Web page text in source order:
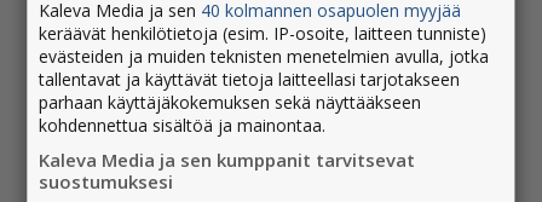
Päätoimittaja
Johanna Kataja
0500 903 327
johanna.kataja@komiat.fi
Toimittaja
Kaleva Media ja sen 40 kolmannen osapuolen myyjää
keräävät henkilötietoja (esim. IP-osoite, laitteen tunniste)
evästeiden ja muiden teknisten menetelmien avulla, jotka
tallentavat ja käyttävät tietoja laitteellasi tarjotakseen
parhaan käyttäjäkokemuksen sekä näyttääkseen
kohdennettua sisältöä ja mainontaa.
Kaleva Media ja sen kumppanit tarvitsevat
suostumuksesi